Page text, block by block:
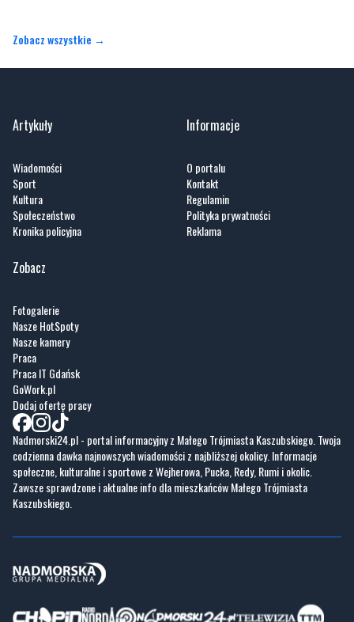
Zobacz wszystkie →
Artykuły
Wiadomości
Sport
Kultura
Społeczeństwo
Kronika policyjna
Informacje
O portalu
Kontakt
Regulamin
Polityka prywatności
Reklama
Zobacz
Fotogalerie
Nasze HotSpoty
Nasze kamery
Praca
Praca IT Gdańsk
GoWork.pl
Dodaj ofertę pracy
Nadmorski24.pl - portal informacyjny z Małego Trójmiasta Kaszubskiego. Twoja
codzienna dawka najnowszych wiadomości z najbliższej okolicy. Informacje
społeczne, kulturalne i sportowe z Wejherowa, Pucka, Redy, Rumi i okolic.
Zawsze sprawdzone i aktualne info dla mieszkańców Małego Trójmiasta
Kaszubskiego.